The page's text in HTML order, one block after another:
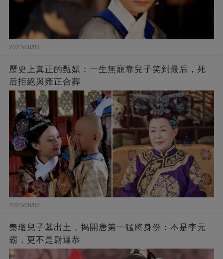
2023/08/03
歷史上真正的甄嬛：一生無寵靠兒子笑到最后，死
后拒絕與雍正合葬
2023/08/03
秦瓊兒子墓出土，揭開唐第一猛將身份：不是李元
霸，更不是尉遲恭